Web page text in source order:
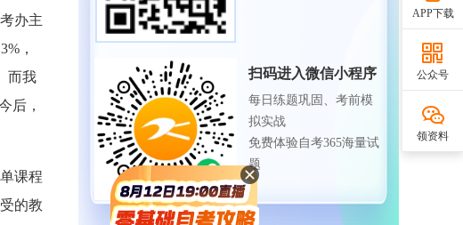
办主
，
而我
后，
课程
的教
扫码进入微信小程序
每日练题巩固、考前模
拟实战
免费体验自考365海量试
题
APP下载
公众号
领资料